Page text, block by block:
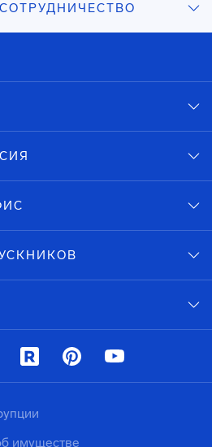
имуществе